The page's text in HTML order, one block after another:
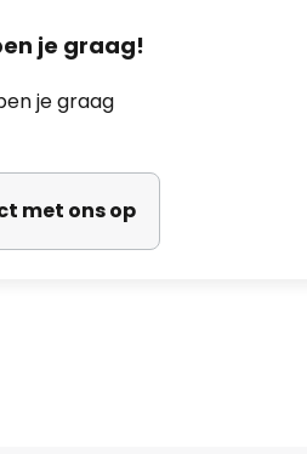
je graag!
je graag
met ons op